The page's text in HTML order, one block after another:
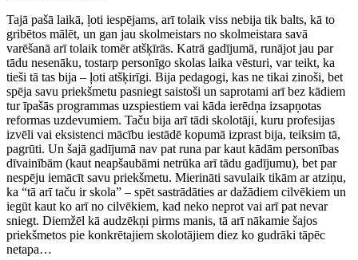
Tajā pašā laikā, ļoti iespējams, arī tolaik viss nebija tik balts, kā to
gribētos mālēt, un gan jau skolmeistars no skolmeistara savā
varēšanā arī tolaik tomēr atšķīrās. Katrā gadījumā, runājot jau par
tādu nesenāku, tostarp personīgo skolas laika vēsturi, var teikt, ka
tieši tā tas bija – ļoti atšķirīgi. Bija pedagogi, kas ne tikai zinoši, bet
spēja savu priekšmetu pasniegt saistoši un saprotami arī bez kādiem
tur īpašās programmas uzspiestiem vai kāda ierēdņa izsapņotas
reformas uzdevumiem. Taču bija arī tādi skolotāji, kuru profesijas
izvēli vai eksistenci mācību iestādē kopumā izprast bija, teiksim tā,
pagrūti. Un šajā gadījumā nav pat runa par kaut kādām personības
dīvainībām (kaut neapšaubāmi netrūka arī tādu gadījumu), bet par
nespēju iemācīt savu priekšmetu. Mierināti savulaik tikām ar atziņu,
ka “tā arī taču ir skola” – spēt sastrādāties ar dažādiem cilvēkiem un
iegūt kaut ko arī no cilvēkiem, kad neko neprot vai arī pat nevar
sniegt. Diemžēl kā audzēkņi pirms manis, tā arī nākamie šajos
priekšmetos pie konkrētajiem skolotājiem diez ko gudrāki tāpēc
netapa…